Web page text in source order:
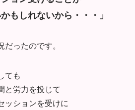
もしれないから・・・」
だったのです。
ても
と労力を投じて
ッションを受けに